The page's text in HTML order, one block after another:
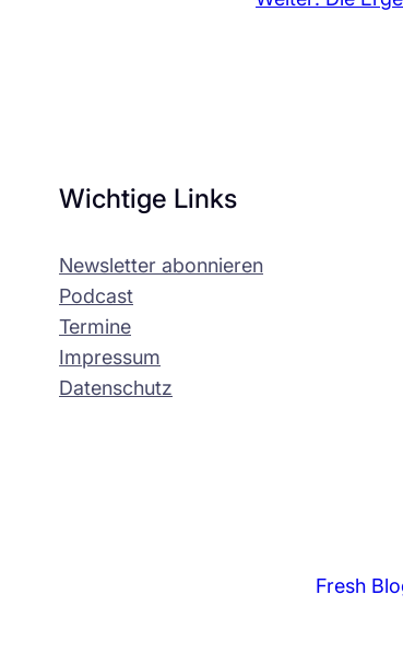
Wichtige Links
Newsletter abonnieren
Podcast
Termine
Impressum
Datenschutz
Fresh